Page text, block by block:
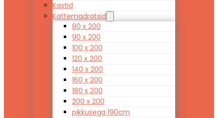
Kastid
Kattemadratsid
80 x 200
90 x 200
100 x 200
120 x 200
140 x 200
160 x 200
180 x 200
200 x 200
pikkusega 190cm